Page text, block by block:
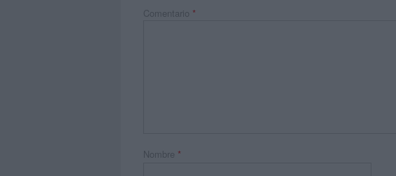
Comentario *
Nombre *